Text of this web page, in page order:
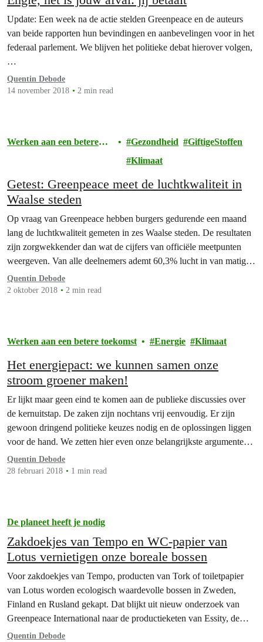
Update: Een week na de actie stelden Greenpeace en de auteurs
van beide rapporten hun bevindingen en aanbevelingen voor in het
federaal parlement. We blijven het politieke debat hierover volgen,
…
Quentin Debode
14 november 2018
2 min read
Werken aan een betere
Gezondheid
GiftigeStoffen
Klimaat
Getest: Greenpeace meet de luchtkwaliteit in
Waalse steden
Op vraag van Greenpeace hebben burgers gedurende een maand
lang de luchtkwaliteit gemeten in zes Waalse steden. De resultaten
zijn zorgwekkender dan wat de cijfers van officiële meetpunten
weergeven. Van alle deelnemers ademt 60,3% lucht in van matige
of slechte kwaliteit. Maar liefst 8,8% ademt lucht in van zeer
slechte kwaliteit die de wettelijke limiet…
Quentin Debode
2 oktober 2018
2 min read
Werken aan een betere toekomst Energie Klimaat
Het energiepact: we kunnen samen onze
stroom groener maken!
Er lijkt maar geen eind te komen aan de publieke discussies over
de kernuitstap. De zaken zijn nochtans vrij eenvoudig. Er zijn
gewoon dringend politieke keuzes nodig en de oplossingen liggen
voor de hand. We zetten hier even onze belangrijkste argumenten
op een rijtje.
Quentin Debode
28 februari 2018
1 min read
De planeet heeft je nodig
Zakdoekjes van Tempo en WC-papier van
Lotus vernietigen onze boreale bossen
Voor zakdoekjes van Tempo, producten van Tork of toiletpapier
van Lotus worden ecologisch waardevolle bossen in Zweden,
Finland en Rusland gekapt. Dat blijkt uit nieuw onderzoek van
Greenpeace International naar de productieketen van Essity, de
tweede grootste toiletpapier- en zakdoekjesproducent in de wereld.
Quentin Debode